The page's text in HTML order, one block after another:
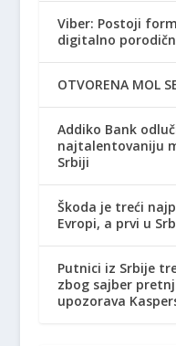
Viber: Postoji
digitalno
OTVORENA MOL
Addiko Bank
najtalentovaniju
Srbiji
Škoda je treći
Evropi, a prvi u
Putnici iz Srbije
zbog sajber
upozorava